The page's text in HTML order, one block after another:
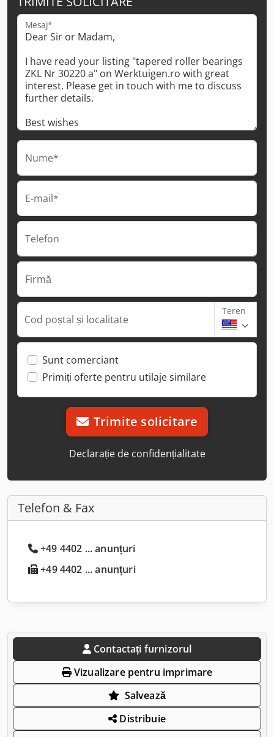
Mesaj*
Nume*
E-mail*
Telefon
Firmă
Cod poștal și localitate
Teren
Sunt comerciant
Primiți oferte pentru utilaje similare
Trimite solicitare
Declarație de confidențialitate
Telefon & Fax
+49 4402 ... anunțuri
+49 4402 ... anunțuri
Contactați furnizorul
Vizualizare pentru imprimare
Salvează
Distribuie